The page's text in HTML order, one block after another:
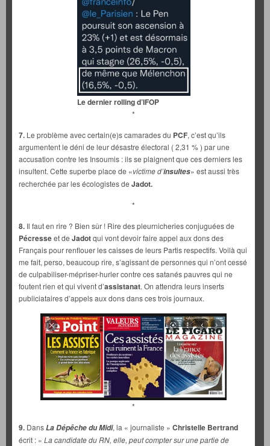
Le dernier rolling d’IFOP
*
7. Le problème avec certain(e)s camarades du PCF, c’est qu’ils
argumentent le déni de leur désastre électoral ( 2,31 % ) par une
accusation contre les Insoumis : ils se plaignent que ces derniers les
insultent. Cette superbe place de «victime d’insultes» est aussi très
recherchée par les écologistes de Jadot.
*
8. Il faut en rire ? Bien sûr ! Rire des pleurnicheries conjuguées de
Pécresseet de Jadotqui vont devoir faire appel aux dons des
Français pour renflouer les caisses de leurs Partis respectifs. Voilà qui
me fait, perso, beaucoup rire, s’agissant de personnes qui n’ont cessé
de culpabiliser-mépriser-hurler contre ces satanés pauvres qui ne
foutent rien et qui vivent d’assistanat. On attendra leurs inserts
publiciataires d’appels aux dons dans ces trois journaux.
*
9. DansLa Dépêche du Midi, la « journaliste » Christelle Bertrand
écrit : « La candidate du RN, elle, peut compter sur une partie de